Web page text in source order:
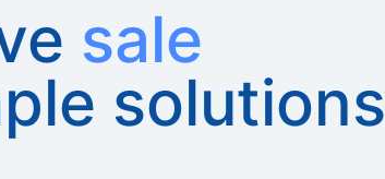
sale
solutions